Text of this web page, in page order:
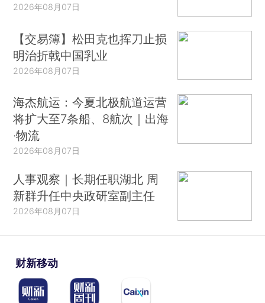
2026年08月07日
【交易簿】松田克也挥刀止损
明治折戟中国乳业
2026年08月07日
海杰航运：今夏北极航道运营
将扩大至7条船、8航次｜出海
·物流
2026年08月07日
人事观察｜长期任职湖北 周
新群升任中央政研室副主任
2026年08月07日
财新移动